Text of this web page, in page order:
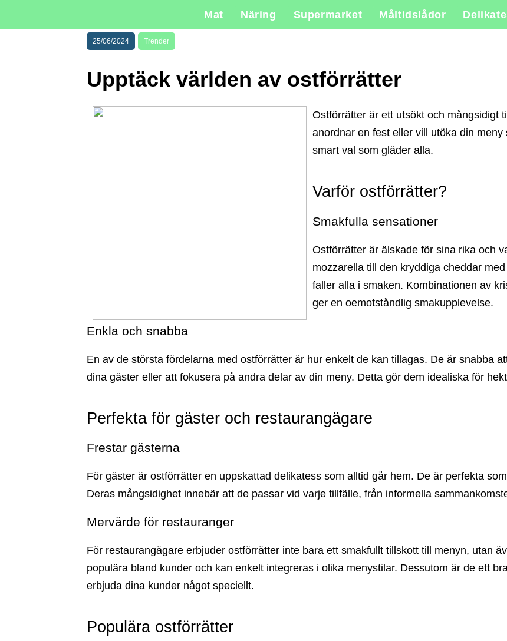
Mat Näring Supermarket Måltidslådor
25/06/2024 Trender
Upptäck världen av ostförrätter
Ostförrätter är ett utsökt och mångsidigt
anordnar en fest eller vill utöka din
smart val som gläder alla.
Varför ostförrätter?
Smakfulla sensationer
Ostförrätter är älskade för sina rika och
mozzarella till den kryddiga cheddar
faller alla i smaken. Kombinationen av
ger en oemotståndlig smakupplevelse.
Enkla och snabba
En av de största fördelarna med ostförrätter är hur enkelt de kan tillagas. De är snabba
dina gäster eller att fokusera på andra delar av din meny. Detta gör dem idealiska för
Perfekta för gäster och restaurangägare
Frestar gästerna
För gäster är ostförrätter en uppskattad delikatess som alltid går hem. De är perfekta
Deras mångsidighet innebär att de passar vid varje tillfälle, från informella
Mervärde för restauranger
För restaurangägare erbjuder ostförrätter inte bara ett smakfullt tillskott till menyn, utan
populära bland kunder och kan enkelt integreras i olika menystilar. Dessutom är de ett
erbjuda dina kunder något speciellt.
Populära ostförrätter